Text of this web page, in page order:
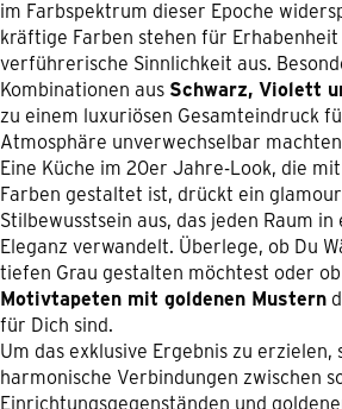
im Farbspektrum dieser Epoche
kräftige Farben stehen für
verführerische Sinnlichkeit aus.
Kombinationen aus Schwarz, Violett
zu einem luxuriösen Gesamteindruck
Atmosphäre unverwechselbar
Eine Küche im 20er Jahre-Look, die
Farben gestaltet ist, drückt ein
Stilbewusstsein aus, das jeden Raum
Eleganz verwandelt. Überlege, ob Du
tiefen Grau gestalten möchtest oder
Motivtapeten mit goldenen Mustern
für Dich sind.
Um das exklusive Ergebnis zu erzielen,
harmonische Verbindungen zwischen
Einrichtungsgegenständen und